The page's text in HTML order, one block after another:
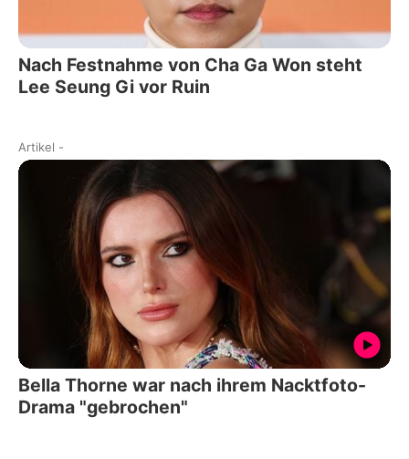
Nach Festnahme von Cha Ga Won steht
Lee Seung Gi vor Ruin
Artikel -
Bella Thorne war nach ihrem Nacktfoto-
Drama "gebrochen"